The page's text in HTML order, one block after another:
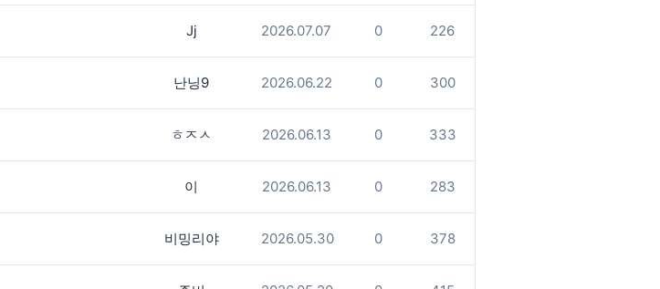
Jj 2026.07.07 0 226
난닝9 2026.06.22 0 300
ㅎㅈㅅ 2026.06.13 0 333
이 2026.06.13 0 283
비밍리야 2026.05.30 0 378